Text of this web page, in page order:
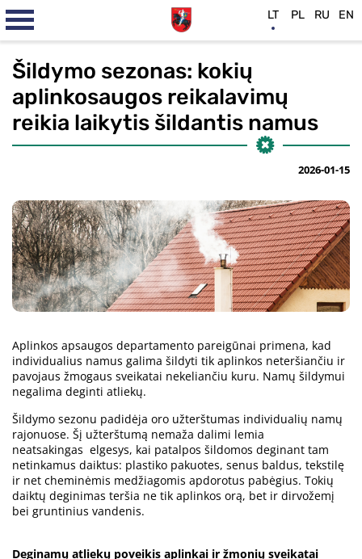
Šildymo sezonas: kokių
aplinkosaugos reikalavimų
reikia laikytis šildantis namus
2026-01-15
Aplinkos apsaugos departamento pareigūnai primena, kad
individualius namus galima šildyti tik aplinkos neteršiančiu ir
pavojaus žmogaus sveikatai nekeliančiu kuru. Namų šildymui
negalima deginti atliekų.
Šildymo sezonu padidėja oro užterštumas individualių namų
rajonuose. Šį užterštumą nemaža dalimi lemia
neatsakingas elgesys, kai patalpos šildomos deginant tam
netinkamus daiktus: plastiko pakuotes, senus baldus, tekstilę
ir net cheminėmis medžiagomis apdorotus pabėgius. Tokių
daiktų deginimas teršia ne tik aplinkos orą, bet ir dirvožemį
bei gruntinius vandenis.
Deginamų atliekų poveikis aplinkai ir žmonių sveikatai
LT PL RU EN